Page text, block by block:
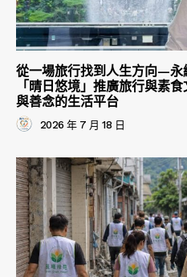
從一場旅行找到人生方向—永
「晴日悠境」推廣旅行與素
與善念的生活平台
2026 年 7 月 18 日